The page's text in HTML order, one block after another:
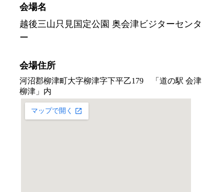
会場名
越後三山只見国定公園 奥会津ビジターセンタ
ー
会場住所